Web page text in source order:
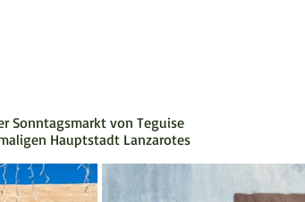
Sonntagsmarkt von Teguise
Hauptstadt Lanzarotes